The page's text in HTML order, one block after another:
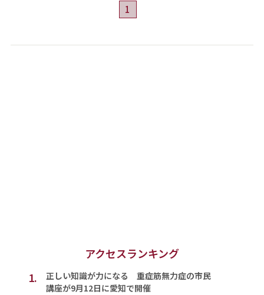
1
アクセスランキング
1.
正しい知識が力になる 重症筋無力症の市民
講座が9月12日に愛知で開催